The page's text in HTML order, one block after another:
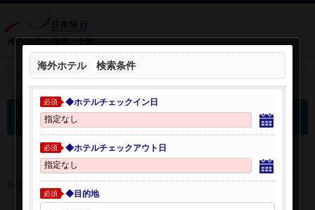
海外ホテル 検索・予約
検索条件を開く：
海外ホテル 検索結果
※表示金額はオンライン予約時の金額です。
海外ホテル 検索条件
必須 ◆ホテルチェックイン日
必須 ◆ホテルチェックアウト日
必須 ◆目的地